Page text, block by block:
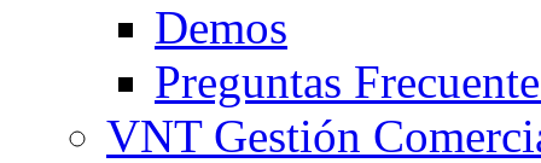
Demos
Preguntas
VNT Gestión